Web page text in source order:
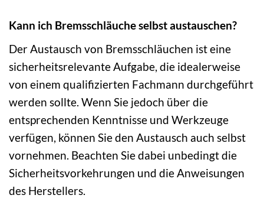
Kann ich Bremsschläuche selbst austauschen?
Der Austausch von Bremsschläuchen ist eine
sicherheitsrelevante Aufgabe, die idealerweise
von einem qualifizierten Fachmann durchgeführt
werden sollte. Wenn Sie jedoch über die
entsprechenden Kenntnisse und Werkzeuge
verfügen, können Sie den Austausch auch selbst
vornehmen. Beachten Sie dabei unbedingt die
Sicherheitsvorkehrungen und die Anweisungen
des Herstellers.